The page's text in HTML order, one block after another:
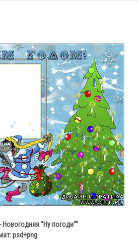
Новогодняя "Ну погоди""
psd+png